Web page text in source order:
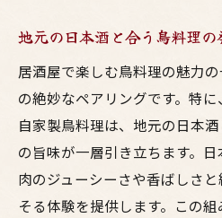
地元の日本酒と合う鳥料理の
居酒屋で楽しむ鳥料理の魅力
の絶妙なペアリングです。特
自家製鳥料理は、地元の日本
の旨味が一層引き立ちます。
肉のジューシーさや香ばしさ
そる体験を提供します。この